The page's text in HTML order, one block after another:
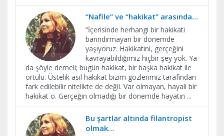
“Nafile” ve “hakikat” arasında…
“İçerisinde herhangi bir hakikati
barındırmayan bir dönemde
yaşıyoruz. Hakikatini, gerçeğini
kavrayabildiğimiz hiçbir şey yok. Ya
da şöyle demeli; bugün hakikat, bir başka hakikat ile
örtülü. Üstelik asıl hakikat bizim gözlerimiz tarafından
fark edilebilir nitelikte de değil. Var olmayan, hayali bir
hakikat o. Gerçeğin olmadığı bir dönemde hayatın ...
Bu şartlar altında filantropist
olmak…